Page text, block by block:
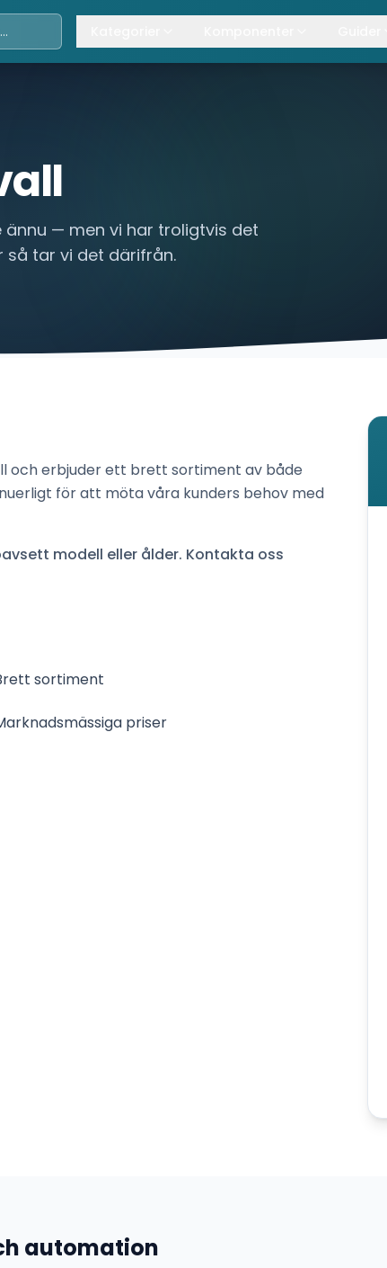
Truckar
— men vi har troligtvis det
så tar vi det därifrån.
och erbjuder ett brett sortiment av både
för att möta våra kunders behov med
modell eller ålder. Kontakta oss
sortiment
priser
automation